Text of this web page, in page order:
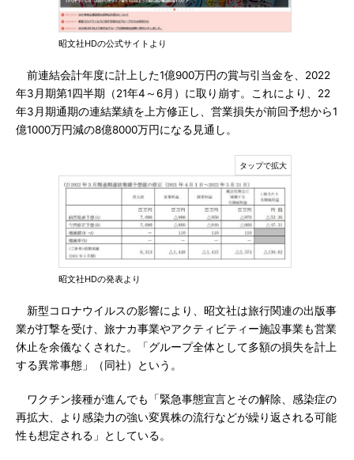
昭文社HDの公式サイトより
前連結会計年度に計上した1億900万円の賞与引当金を、2022
年3月期第1四半期（21年4～6月）に取り崩す。これにより、22
年3月期通期の連結業績を上方修正し、営業損失が前回予想から1
億1000万円減の8億8000万円になる見通し。
昭文社HDの発表より
新型コロナウイルスの影響により、昭文社は旅行関連の出版事
業が打撃を受け、旅ナカ事業やアクティビティー施設事業も営業
休止を余儀なくされた。「グループ全体として多額の損失を計上
する異常事態」（同社）という。
ワクチン接種が進んでも「緊急事態宣言とその解除、感染症の
再拡大、より感染力の強い変異株の流行などが繰り返される可能
性も想定される」としている。